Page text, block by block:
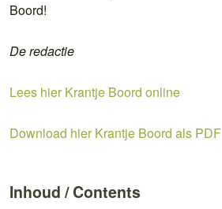
Boord!
De redactie
Lees hier Krantje Boord online
Download hier Krantje Boord als PDF
Inhoud / Contents